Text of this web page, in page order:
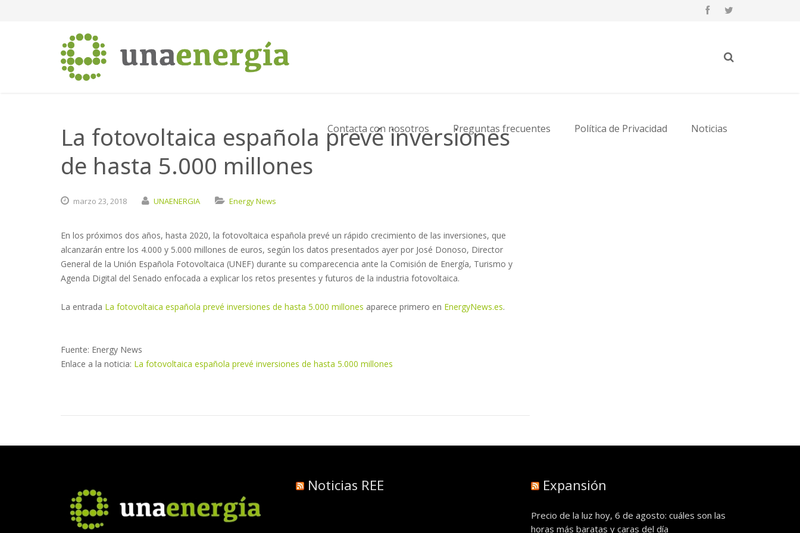
Contacta con nosotros Preguntas frecuentes Política de Privacidad Noticias
La fotovoltaica española prevé inversiones
de hasta 5.000 millones
marzo 23,2018 UNAENERGIA Energy News
En los próximos dos años, hasta 2020, la fotovoltaica española prevé un rápido crecimiento de las inversiones, que
alcanzarán entre los 4.000 y 5.000 millones de euros, según los datos presentados ayer por José Donoso, Director
General de la Unión Española Fotovoltaica (UNEF) durante su comparecencia ante la Comisión de Energía, Turismo y
Agenda Digital del Senado enfocada a explicar los retos presentes y futuros de la industria fotovoltaica.
La entrada La fotovoltaica española prevé inversiones de hasta 5.000 millones aparece primero en EnergyNews.es.
Fuente: Energy News
Enlace a la noticia: La fotovoltaica española prevé inversiones de hasta 5.000 millones
Noticias REE Expansión
Precio de la luz hoy, 6 de agosto: cuáles son las
horas más baratas y caras del día